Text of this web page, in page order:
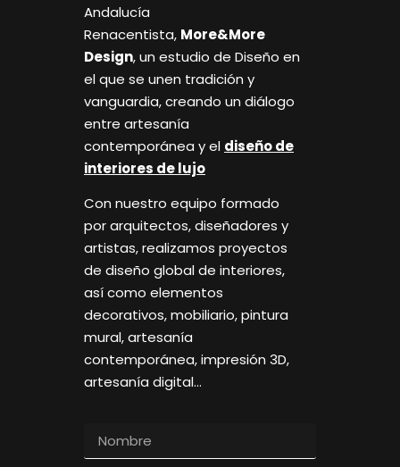
Andalucía
Renacentista, More&More
Design, un estudio de Diseño en
el que se unen tradición y
vanguardia, creando un diálogo
entre artesanía
contemporánea y el diseño de
interiores de lujo
Con nuestro equipo formado
por arquitectos, diseñadores y
artistas, realizamos proyectos
de diseño global de interiores,
así como elementos
decorativos, mobiliario, pintura
mural, artesanía
contemporánea, impresión 3D,
artesanía digital…